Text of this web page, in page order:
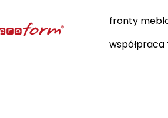
fronty
współpraca